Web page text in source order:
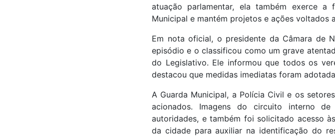
atuação parlamentar, ela também exerce
Municipal e mantém projetos e ações voltados
Em nota oficial, o presidente da Câmara de
episódio e o classificou como um grave
do Legislativo. Ele informou que todos os
destacou que medidas imediatas foram
A Guarda Municipal, a Polícia Civil e os
acionados. Imagens do circuito interno
autoridades, e também foi solicitado acesso
da cidade para auxiliar na identificação do